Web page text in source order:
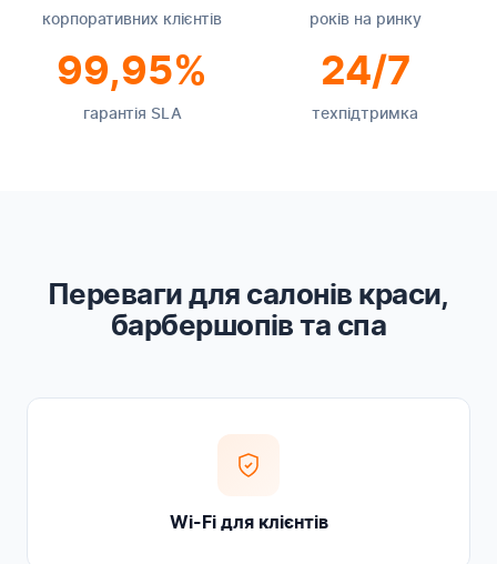
корпоративних клієнтів років на ринку
99,95%
гарантія SLA
24/7
техпідтримка
Переваги для салонів краси,
барбершопів та спа
Wi-Fi для клієнтів